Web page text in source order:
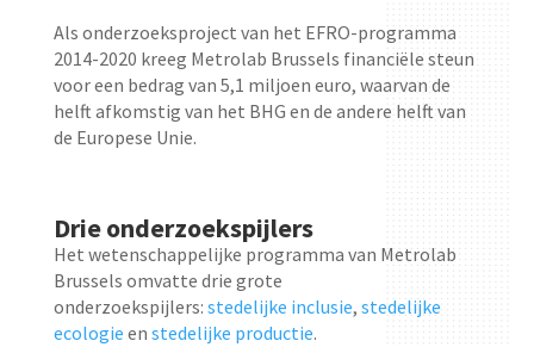
Als onderzoeksproject van het EFRO-programma
2014-2020 kreeg Metrolab Brussels financiële steun
voor een bedrag van 5,1 miljoen euro, waarvan de
helft afkomstig van het BHG en de andere helft van
de Europese Unie.
Drie onderzoekspijlers
Het wetenschappelijke programma van Metrolab
Brussels omvatte drie grote
onderzoekspijlers: stedelijke inclusie, stedelijke
ecologie en stedelijke productie.